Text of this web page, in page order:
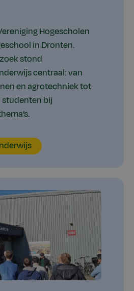
Hogescholen
in Dronten.
stond
centraal: van
en agrotechniek tot
studenten bij